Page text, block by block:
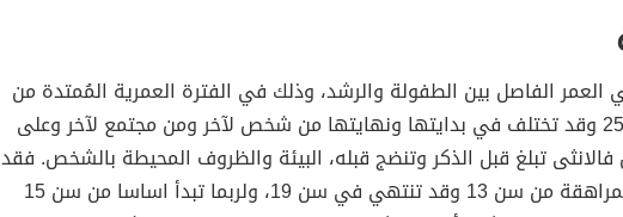
العمر الفاصل بين الطفولة والرشد، وذلك في الفترة العمرية المُمتدة من
سن 15 إلى 25 وقد تختلف في بدايتها ونهايتها من شخص لآخر ومن مجتمع لآخر وعلى
تبلغ قبل الذكر وتنضج قبله، البيئة والظروف المحيطة بالشخص. فقد
تبدأ مرحلة المراهقة من سن 13 وقد تنتهي في سن 19، ولربما تبدأ اساسا من سن 15